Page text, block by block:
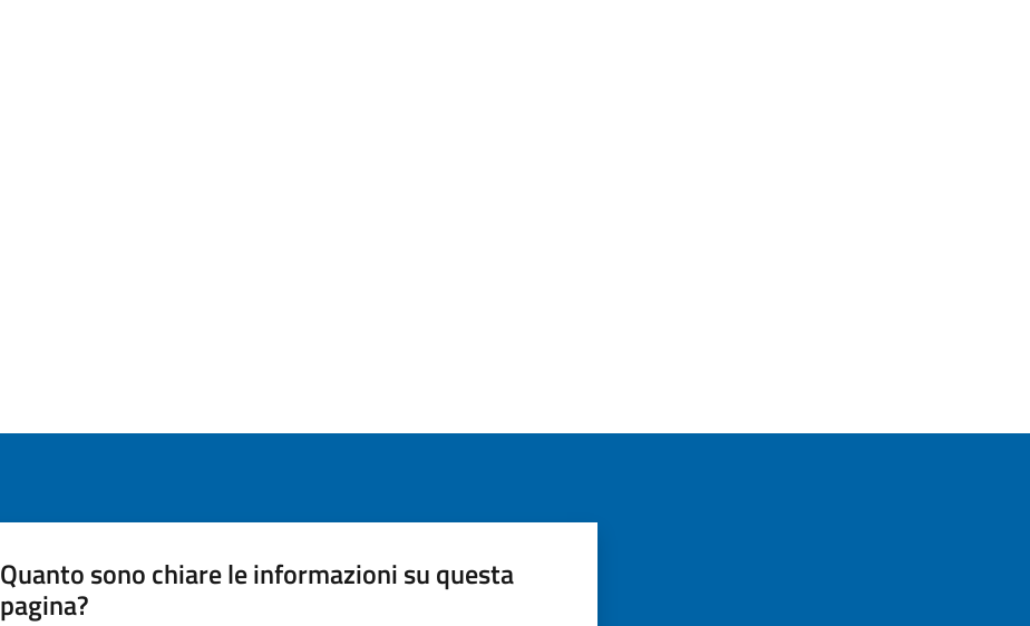
Quanto sono chiare le informazioni su questa
pagina?